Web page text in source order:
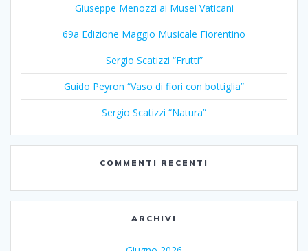
Giuseppe Menozzi ai Musei Vaticani
69a Edizione Maggio Musicale Fiorentino
Sergio Scatizzi “Frutti”
Guido Peyron “Vaso di fiori con bottiglia”
Sergio Scatizzi “Natura”
COMMENTI RECENTI
ARCHIVI